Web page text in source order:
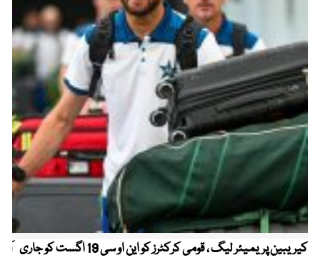
کیریبین پریمیئر لیگ ، قومی کرکٹرز کو این او سی 19 اگست کو جاری